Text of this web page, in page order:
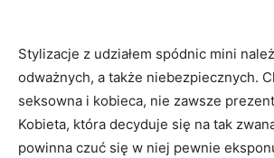
Stylizacje z udziałem spódnic mini
odważnych, a także niebezpiecznych.
seksowna i kobieca, nie zawsze
Kobieta, która decyduje się na tak
powinna czuć się w niej pewnie